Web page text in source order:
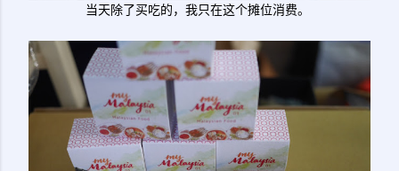
当天除了买吃的，我只在这个摊位消费。